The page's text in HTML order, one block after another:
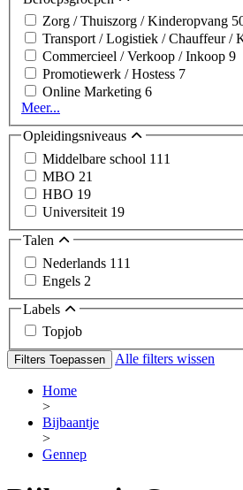
Zorg / Thuiszorg / Kinderopvang
Transport / Logistiek / Chauffeur /
Commercieel / Verkoop / Inkoop 9
Promotiewerk / Hostess 7
Online Marketing 6
Meer...
Opleidingsniveaus
Middelbare school 111
MBO 21
HBO 19
Universiteit 19
Talen
Nederlands 111
Engels 2
Labels
Topjob
Filters Toepassen Alle filters wissen
Home
>
Bijbaantje
>
Gennep